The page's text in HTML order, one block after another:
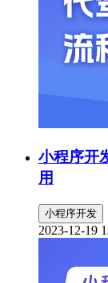
小程序开
用
小程序开发
2023-12-19